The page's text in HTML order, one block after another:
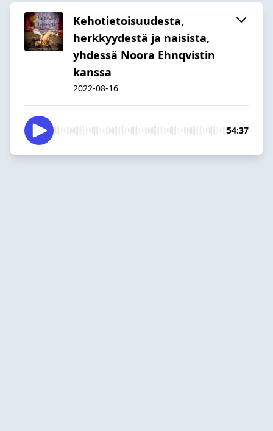
Kehotietoisuudesta,
herkkyydestä ja naisista,
yhdessä Noora Ehnqvistin
kanssa
2022-08-16
54:37